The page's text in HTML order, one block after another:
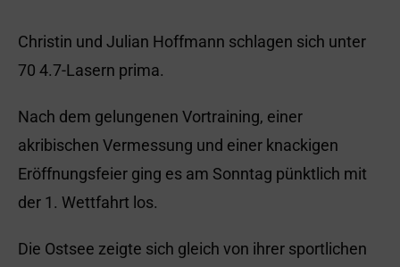
Christin und Julian Hoffmann schlagen sich unter
70 4.7-Lasern prima.
Nach dem gelungenen Vortraining, einer
akribischen Vermessung und einer knackigen
Eröffnungsfeier ging es am Sonntag pünktlich mit
der 1. Wettfahrt los.
Die Ostsee zeigte sich gleich von ihrer sportlichen